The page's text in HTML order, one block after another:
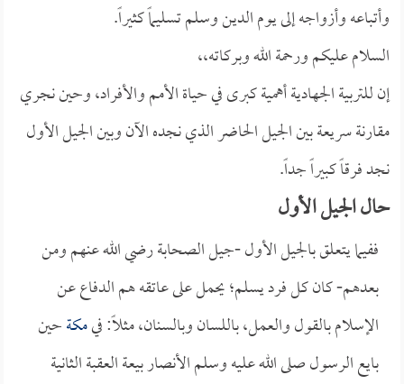
وأتباعه وأزواجه إلى يوم الدين وسلم تسليماً كثيراً.
السلام عليكم ورحمة الله وبركاته،،
إن للتربية الجهادية أهمية كبرى في حياة الأمم والأفراد، وحين نجري
مقارنة سريعة بين الجيل الحاضر الذي نجده الآن وبين الجيل الأول
نجد فرقاً كبيراً جداً.
حال الجيل الأول
ففيما يتعلق بالجيل الأول -جيل الصحابة رضي الله عنهم ومن
بعدهم- كان كل فرد يسلم؛ يحمل على عاتقه هم الدفاع عن
الإسلام بالقول والعمل، باللسان وبالسنان، مثلاً: فيمكةحين
بايع الرسول صلى الله عليه وسلم الأنصار بيعة العقبة الثانية